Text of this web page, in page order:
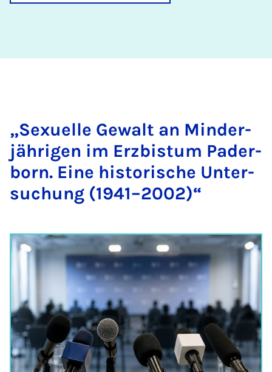
„Se­­xu­el­le Ge­walt an Min­­der­­
jäh­ri­­gen im Er­z­­bis­tum Pa­­der­­
born. Ei­­ne his­to­ri­­sche Un­­ter­­
su­chung (1941–2002)“